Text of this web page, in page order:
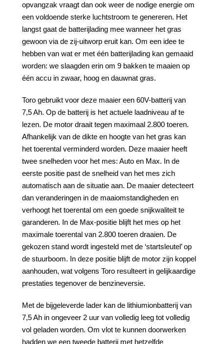
opvangzak vraagt dan ook weer de nodige energie om
een voldoende sterke luchtstroom te genereren. Het
langst gaat de batterijlading mee wanneer het gras
gewoon via de zij-uitworp eruit kan. Om een idee te
hebben van wat er met één batterijlading kan gemaaid
worden: we slaagden erin om 9 bakken te maaien op
één accu in zwaar, hoog en dauwnat gras.
Toro gebruikt voor deze maaier een 60V-batterij van
7,5 Ah. Op de batterij is het actuele laadniveau af te
lezen. De motor draait tegen maximaal 2.800 toeren.
Afhankelijk van de dikte en hoogte van het gras kan
het toerental verminderd worden. Deze maaier heeft
twee snelheden voor het mes: Auto en Max. In de
eerste positie past de snelheid van het mes zich
automatisch aan de situatie aan. De maaier detecteert
dan veranderingen in de maaiomstandigheden en
verhoogt het toerental om een goede snijkwaliteit te
garanderen. In de Max-positie blijft het mes op het
maximale toerental van 2.800 toeren draaien. De
gekozen stand wordt ingesteld met de ‘startsleutel’ op
de stuurboom. In deze positie blijft de motor zijn koppel
aanhouden, wat volgens Toro resulteert in gelijkaardige
prestaties tegenover de benzineversie.
Met de bijgeleverde lader kan de lithiumionbatterij van
7,5 Ah in ongeveer 2 uur van volledig leeg tot volledig
vol geladen worden. Om vlot te kunnen doorwerken
hadden we een tweede batterij met hetzelfde